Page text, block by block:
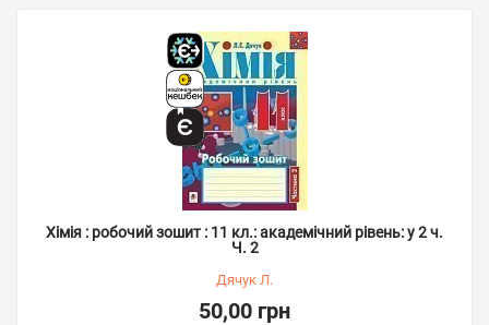
Хімія : робочий зошит : 11 кл.: академічний рівень: у 2 ч.
Ч. 2
Дячук Л.
50,00 грн